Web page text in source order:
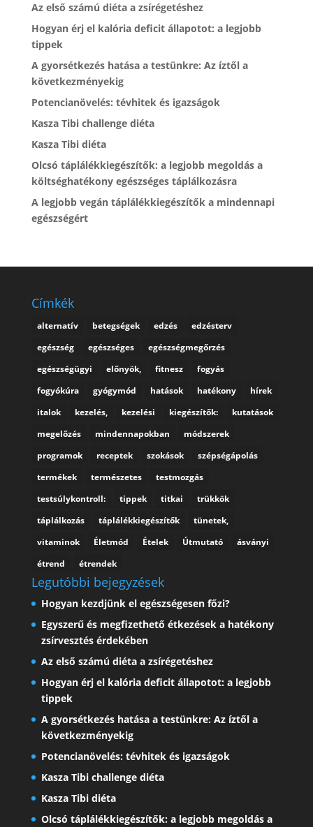
Az első számú diéta a zsírégetéshez
Hogyan érj el kalória deficit állapotot: a legjobb
tippek
A gyorsétkezés hatása a testünkre: Az íztől a
következményekig
Potencianövelés: tévhitek és igazságok
Kasza Tibi challenge diéta
Kasza Tibi diéta
Olcsó táplálékkiegészítők: a legjobb megoldás a
költséghatékony egészséges táplálkozásra
A legjobb vegán táplálékkiegészítők a mindennapi
egészségért
Címkék
alternatív betegségek edzés
edzésterv
egészség
egészséges
egészségmegőrzés
egészségügyi
előnyök, fitnesz
fogyás
fogyókúra
gyógymód hatások hatékony
hírek
italok
kezelés, kezelési kiegészítők:
kutatások
megelőzés
mindennapokban
módszerek
programok
receptek szokások
szépségápolás
termékek
természetes
testmozgás
testsúlykontroll:
tippek titkai
trükkök
táplálkozás
táplálékkiegészítők
tünetek,
vitaminok
Életmód Ételek Útmutató
ásványi
étrend
étrendek
Legutóbbi bejegyzések
Hogyan kezdjünk el egészségesen főzi?
Egyszerű és megfizethető étkezések a hatékony
zsírvesztés érdekében
Az első számú diéta a zsírégetéshez
Hogyan érj el kalória deficit állapotot: a legjobb
tippek
A gyorsétkezés hatása a testünkre: Az íztől a
következményekig
Potencianövelés: tévhitek és igazságok
Kasza Tibi challenge diéta
Kasza Tibi diéta
Olcsó táplálékkiegészítők: a legjobb megoldás a